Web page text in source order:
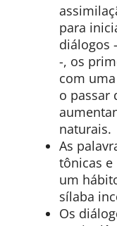
para
diálogos
-, os
com
o passar
naturais.
As
tônicas e
um
sílaba
Os